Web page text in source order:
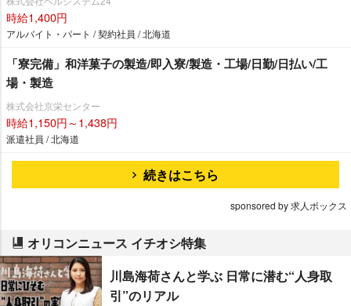
時給1,400円
アルバイト・パート / 契約社員 / 北海道
「寮完備」和洋菓子の製造/即入寮/製造・工場/日勤/日払い/工
場・製造
株式会社京栄センター
時給1,150円～1,438円
派遣社員 / 北海道
続きはこちら
sponsored by 求人ボックス
オリコンニュース イチオシ特集
川島海荷さんと学ぶ 日常に潜む“人身取
引”のリアル